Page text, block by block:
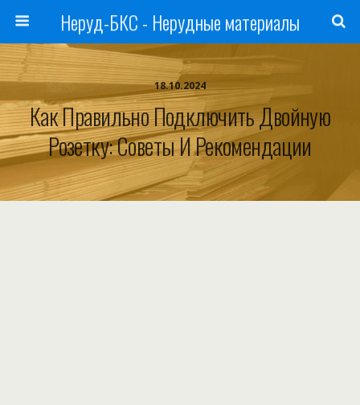
Неруд-БКС - Нерудные материалы
18.10.2024
Как Правильно Подключить Двойную
Розетку: Советы И Рекомендации